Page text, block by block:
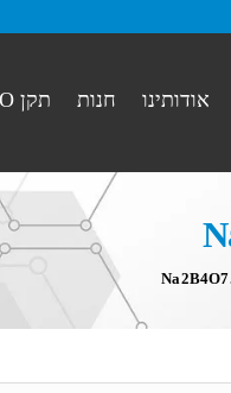
אודותינו חנות תקן ISO